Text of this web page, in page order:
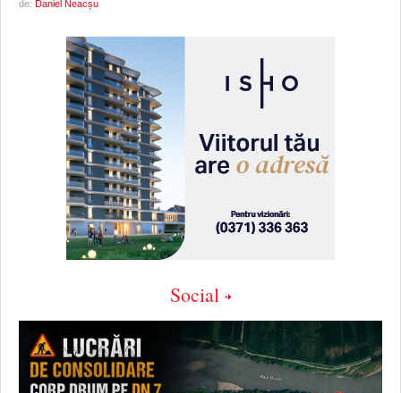
de: Daniel Neacșu
Social